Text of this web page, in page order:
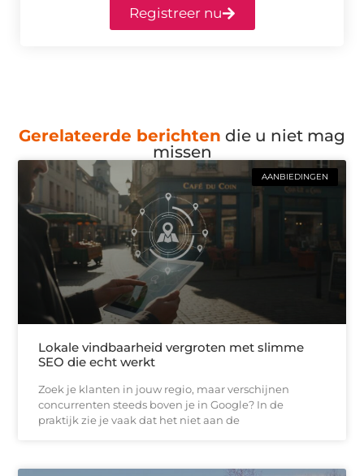
Registreer nu
Gerelateerde berichten die u niet mag
missen
AANBIEDINGEN
Lokale vindbaarheid vergroten met slimme
SEO die echt werkt
Zoek je klanten in jouw regio, maar verschijnen
concurrenten steeds boven je in Google? In de
praktijk zie je vaak dat het niet aan de